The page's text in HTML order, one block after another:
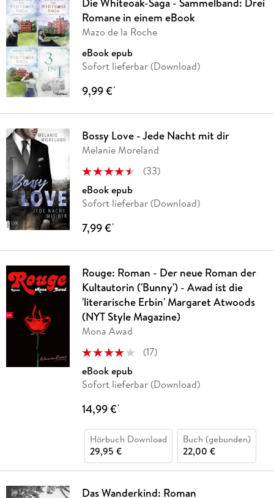
Romane in einem eBook
Mazo de la Roche
eBook epub
Sofort lieferbar (Download)
9,99 €*
Bossy Love - Jede Nacht mit dir
Melanie Moreland
(33)
eBook epub
Sofort lieferbar (Download)
7,99 €*
Rouge: Roman - Der neue Roman der
Kultautorin ('Bunny') - Awad ist die
'literarische Erbin' Margaret Atwoods
(NYT Style Magazine)
Mona Awad
(17)
eBook epub
Sofort lieferbar (Download)
14,99 €*
Hörbuch Download
29,95 €
Buch (gebunden)
22,00 €
Das Wanderkind: Roman